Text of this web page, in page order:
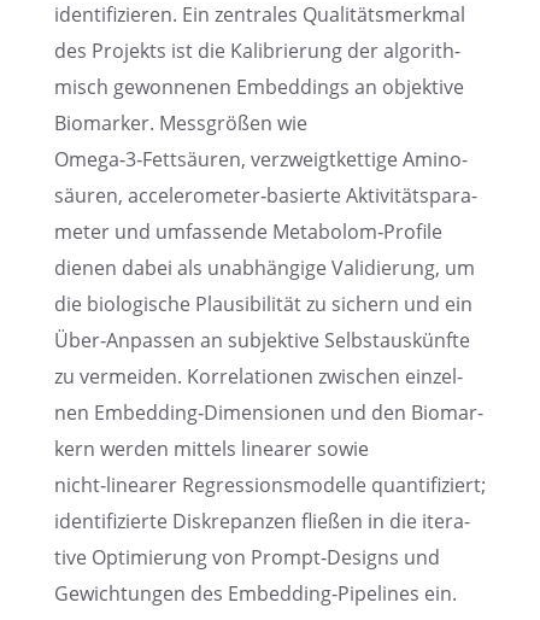
identi­fi­zie­ren. Ein zentra­les Quali­täts­merk­mal
des Projekts ist die Kalibrie­rung der algorith­
misch gewon­ne­nen Embed­dings an objek­tive
Biomar­ker. Messgrö­ßen wie
Omega‑3‑Fettsäuren, verzweigt­ket­tige Amino­
säu­ren, accelerometer‑basierte Aktivi­täts­pa­ra­
me­ter und umfas­sende Metabolom‑Profile
dienen dabei als unabhän­gige Validie­rung, um
die biolo­gi­sche Plausi­bi­li­tät zu sichern und ein
Über‑Anpassen an subjek­tive Selbst­aus­künfte
zu vermei­den. Korre­la­tio­nen zwischen einzel­
nen Embedding‑Dimensionen und den Biomar­
kern werden mittels linea­rer sowie
nicht‑linearer Regres­si­ons­mo­delle quanti­fi­ziert;
identi­fi­zierte Diskre­pan­zen fließen in die itera­
tive Optimie­rung von Prompt‑Designs und
Gewich­tun­gen des Embedding‑Pipelines ein.